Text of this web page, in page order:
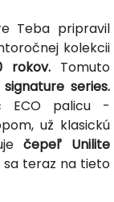
Teba pripravil
kolekcii
rokov.Tomuto
series.
ECO palicu -
už klasickú
čepeľ Unilite
sa teraz na tieto